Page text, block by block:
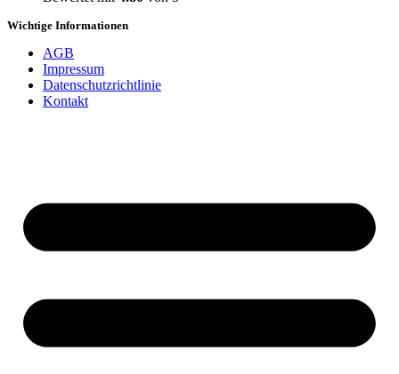
Wichtige Informationen
AGB
Impressum
Datenschutzrichtlinie
Kontakt